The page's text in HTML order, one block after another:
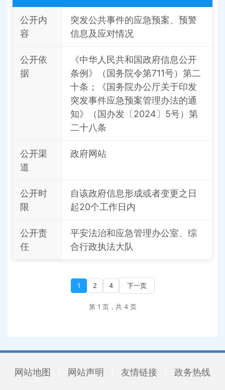
公开内
容
突发公共事件的应急预案、预警
信息及应对情况
公开依
据
《中华人民共和国政府信息公开
条例》（国务院令第711号）第二
十条；《国务院办公厅关于印发
突发事件应急预案管理办法的通
知》（国办发〔2024〕5号）第
二十八条
公开渠
道
政府网站
公开时
限
自该政府信息形成或者变更之日
起20个工作日内
公开责
任
平安法治和应急管理办公室、综
合行政执法大队
1 2 4 下一页
第 1 页，共 4 页
网站地图 网站声明 友情链接 政务热线